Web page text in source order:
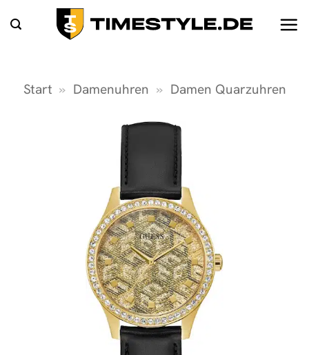
Inhalt
Start » Damenuhren » Damen Quarzuhren